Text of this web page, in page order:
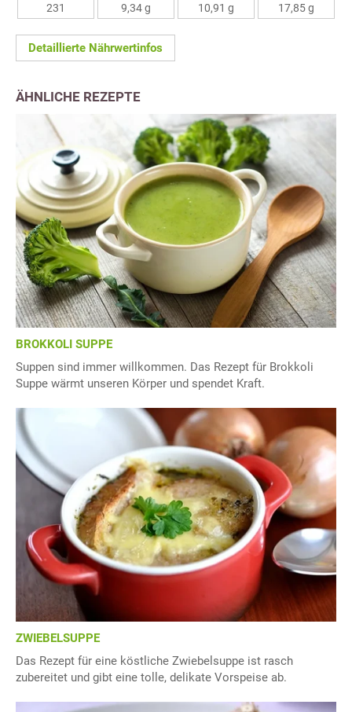
231 9,34 g 10,91 g 17,85 g
Detaillierte Nährwertinfos
ÄHNLICHE REZEPTE
BROKKOLI SUPPE
Suppen sind immer willkommen. Das Rezept für Brokkoli
Suppe wärmt unseren Körper und spendet Kraft.
ZWIEBELSUPPE
Das Rezept für eine köstliche Zwiebelsuppe ist rasch
zubereitet und gibt eine tolle, delikate Vorspeise ab.